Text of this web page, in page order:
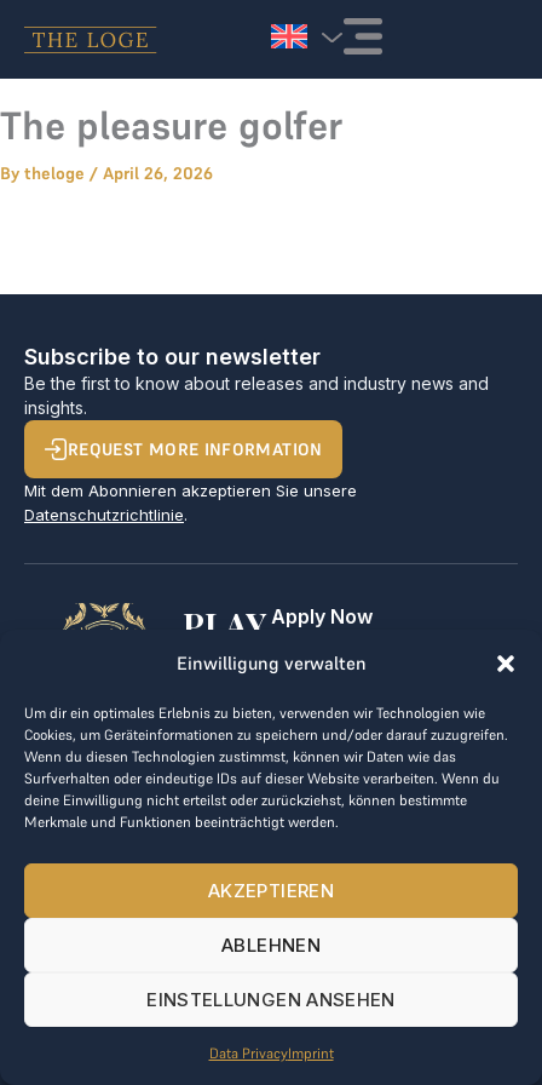
Einwilligung verwalten
Um dir ein optimales Erlebnis zu bieten, verwenden wir Technologien wie
Cookies, um Geräteinformationen zu speichern und/oder darauf zuzugreifen.
Wenn du diesen Technologien zustimmst, können wir Daten wie das
Surfverhalten oder eindeutige IDs auf dieser Website verarbeiten. Wenn du
deine Einwilligung nicht erteilst oder zurückziehst, können bestimmte
Merkmale und Funktionen beeinträchtigt werden.
AKZEPTIEREN
ABLEHNEN
EINSTELLUNGEN ANSEHEN
Data PrivacyImprint
The pleasure golfer
By theloge / April 26, 2026
Subscribe to our newsletter
Be the first to know about releases and industry news and
insights.
REQUEST MORE INFORMATION
Mit dem Abonnieren akzeptieren Sie unsere
Datenschutzrichtlinie.
PLAY
GOLF,
MAKE
BUSINESS
Apply Now
Contact
Terms & Conditions
Data Privacy
kontakt@the-loge.com
Our friendly team is here to help.
Mon-Fri from 8am to 5pm.
© 2025 The LOGE. All rights reserved.